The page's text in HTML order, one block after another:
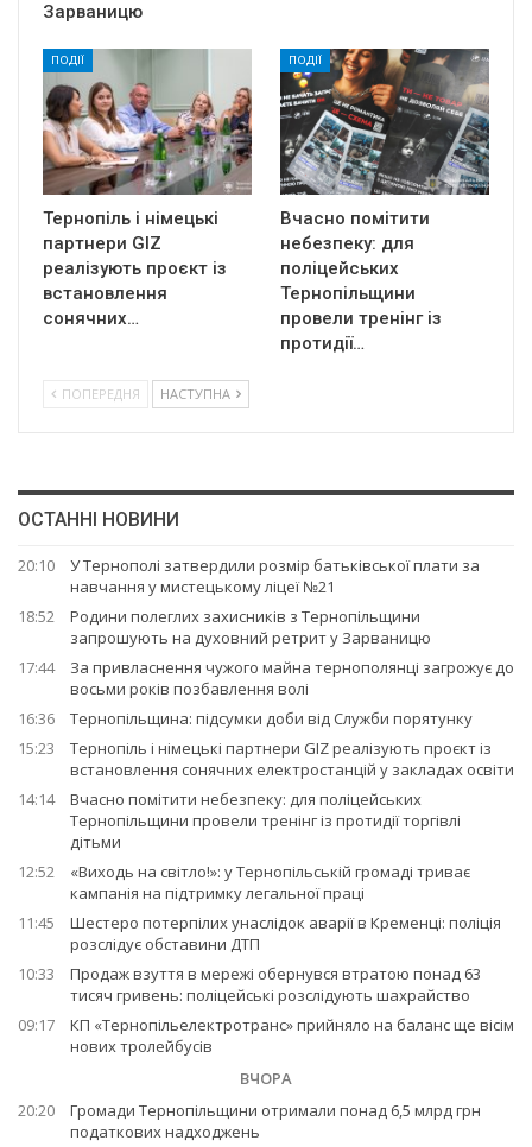
Зарваницю
ПОДІЇ
Тернопіль і німецькі
партнери GIZ
реалізують проєкт із
встановлення
сонячних…
ПОДІЇ
Вчасно помітити
небезпеку: для
поліцейських
Тернопільщини
провели тренінг із
протидії…
ПОПЕРЕДНЯ НАСТУПНА
ОСТАННІ НОВИНИ
20:10
У Тернополі затвердили розмір батьківської плати за
навчання у мистецькому ліцеї №21
18:52
Родини полеглих захисників з Тернопільщини
запрошують на духовний ретрит у Зарваницю
17:44
За привласнення чужого майна тернополянці загрожує до
восьми років позбавлення волі
16:36
Тернопільщина: підсумки доби від Служби порятунку
15:23
Тернопіль і німецькі партнери GIZ реалізують проєкт із
встановлення сонячних електростанцій у закладах освіти
14:14
Вчасно помітити небезпеку: для поліцейських
Тернопільщини провели тренінг із протидії торгівлі
дітьми
12:52
«Виходь на світло!»: у Тернопільській громаді триває
кампанія на підтримку легальної праці
11:45
Шестеро потерпілих унаслідок аварії в Кременці: поліція
розслідує обставини ДТП
10:33
Продаж взуття в мережі обернувся втратою понад 63
тисяч гривень: поліцейські розслідують шахрайство
09:17
КП «Тернопільелектротранс» прийняло на баланс ще вісім
нових тролейбусів
ВЧОРА
20:20
Громади Тернопільщини отримали понад 6,5 млрд грн
податкових надходжень